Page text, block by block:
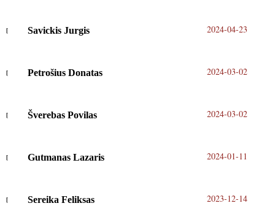
Savickis Jurgis 2024-04-23
Petrošius Donatas 2024-03-02
Šverebas Povilas 2024-03-02
Gutmanas Lazaris 2024-01-11
Sereika Feliksas 2023-12-14